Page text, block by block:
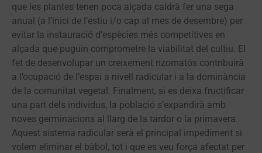
que les plantes tenen poca alçada caldrà fer una sega
anual (a l’inici de l’estiu i/o cap al mes de desembre) per
evitar la instauració d’espècies més competitives en
alçada que puguin comprometre la viabilitat del cultiu. El
fet de desenvolupar un creixement rizomatós contribuirà
a l’ocupació de l’espai a nivell radicular i a la dominància
de la comunitat vegetal. Finalment, si es deixa fructificar
una part dels individus, la població s’expandirà amb
noves germinacions al llarg de la tardor o la primavera.
Aquest sistema radicular serà el principal impediment si
volem eliminar el bàbol, tot i que es veu força afectat per